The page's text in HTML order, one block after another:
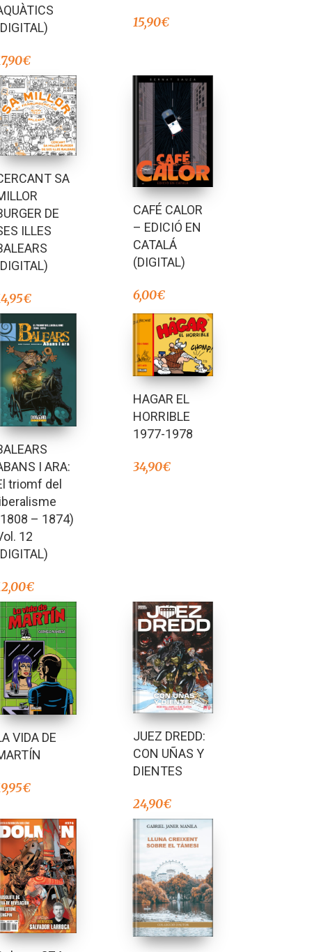
€
15,90€
SA
DE
ILLES
€
CAFÉ CALOR
– EDICIÓ EN
CATALÁ
(DIGITAL)
6,00€
I ARA:
triomf del
– 1874)
12
€
HAGAR EL
HORRIBLE
1977-1978
34,90€
VIDA DE
€
JUEZ DREDD:
CON UÑAS Y
DIENTES
24,90€